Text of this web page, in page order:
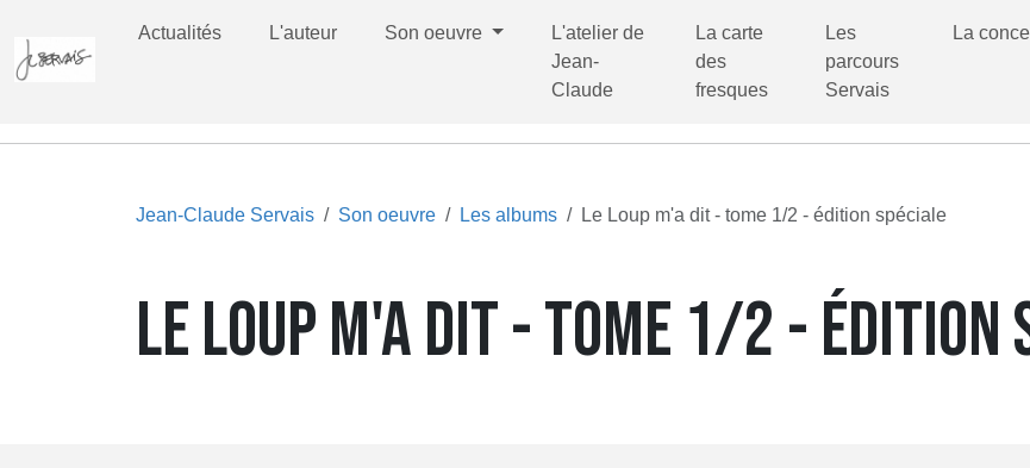
Actualités L'auteur Son oeuvre
L'atelier de
Jean-
Claude
La carte
des
fresques
Les
parcours
Servais
La
Jean-Claude Servais Son oeuvre Les albums Le Loup m'a dit - tome 1/2 - édition spéciale
LE LOUP M'A DIT - TOME 1/2 - ÉDITION